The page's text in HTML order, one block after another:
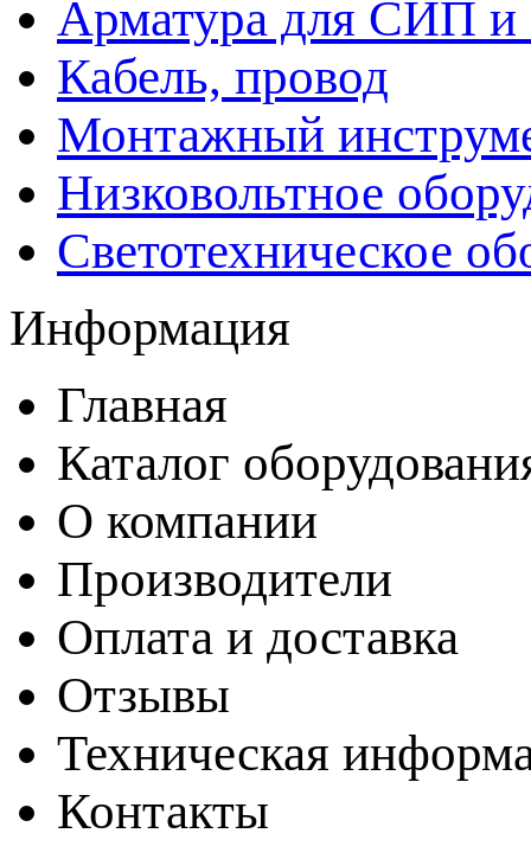
Арматура для СИП
Кабель, провод
Монтажный
Низковольтное
Светотехническое
Информация
Главная
Каталог
О компании
Производители
Оплата и доставка
Отзывы
Техническая
Контакты